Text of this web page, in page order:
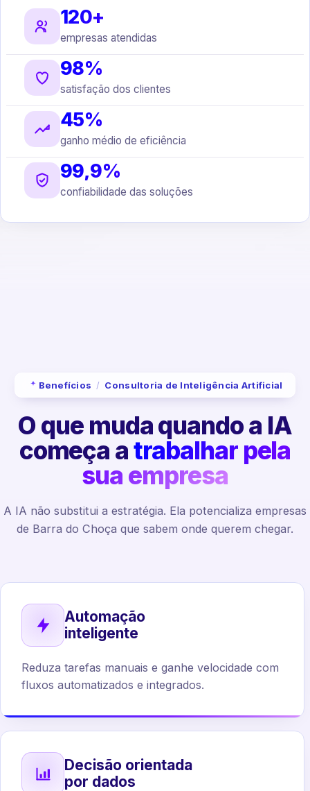
120+
empresas atendidas
98%
satisfação dos clientes
45%
ganho médio de eficiência
99,9%
confiabilidade das soluções
Benefícios / Consultoria de Inteligência Artificial
O que muda quando a IA
começa atrabalhar pela
sua empresa
A IA não substitui a estratégia. Ela potencializa empresas
de Barra do Choça que sabem onde querem chegar.
Automação
inteligente
Reduza tarefas manuais e ganhe velocidade com
fluxos automatizados e integrados.
Decisão orientada
por dados